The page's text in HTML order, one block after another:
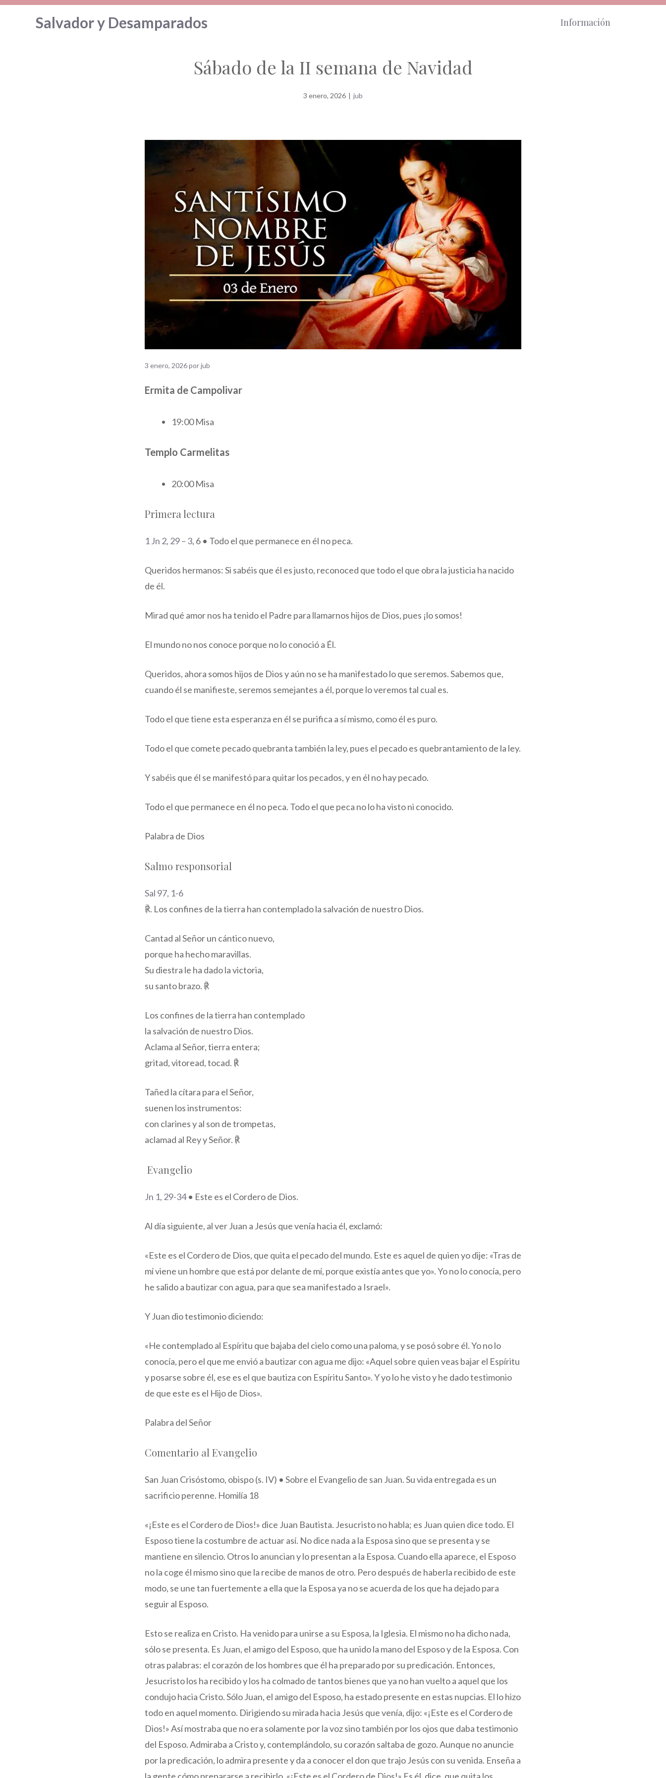
Saltar
Salvador y Desamparados Información
Sábado de la II semana de Navidad
3 enero, 2026 | jub
3 enero, 2026porjub
Ermita de Campolivar
19:00 Misa
Templo Carmelitas
20:00 Misa
Primera lectura
1 Jn 2, 29 – 3, 6 • Todo el que permanece en él no peca.
Queridos hermanos: Si sabéis que él es justo, reconoced que todo el que obra la justicia ha nacido
de él.
Mirad qué amor nos ha tenido el Padre para llamarnos hijos de Dios, pues ¡lo somos!
El mundo no nos conoce porque no lo conoció a Él.
Queridos, ahora somos hijos de Dios y aún no se ha manifestado lo que seremos. Sabemos que,
cuando él se manifieste, seremos semejantes a él, porque lo veremos tal cual es.
Todo el que tiene esta esperanza en él se purifica a sí mismo, como él es puro.
Todo el que comete pecado quebranta también la ley, pues el pecado es quebrantamiento de la ley.
Y sabéis que él se manifestó para quitar los pecados, y en él no hay pecado.
Todo el que permanece en él no peca. Todo el que peca no lo ha visto ni conocido.
Palabra de Dios
Salmo responsorial
Sal 97, 1-6
℟. Los confines de la tierra han contemplado la salvación de nuestro Dios.
Cantad al Señor un cántico nuevo,
porque ha hecho maravillas.
Su diestra le ha dado la victoria,
su santo brazo. ℟
Los confines de la tierra han contemplado
la salvación de nuestro Dios.
Aclama al Señor, tierra entera;
gritad, vitoread, tocad. ℟
Tañed la cítara para el Señor,
suenen los instrumentos:
con clarines y al son de trompetas,
aclamad al Rey y Señor. ℟
Evangelio
Jn 1, 29-34• Este es el Cordero de Dios.
Al día siguiente, al ver Juan a Jesús que venía hacia él, exclamó:
«Este es el Cordero de Dios, que quita el pecado del mundo. Este es aquel de quien yo dije: «Tras de
mí viene un hombre que está por delante de mí, porque existía antes que yo». Yo no lo conocía, pero
he salido a bautizar con agua, para que sea manifestado a Israel».
Y Juan dio testimonio diciendo:
«He contemplado al Espíritu que bajaba del cielo como una paloma, y se posó sobre él. Yo no lo
conocía, pero el que me envió a bautizar con agua me dijo: «Aquel sobre quien veas bajar el Espíritu
y posarse sobre él, ese es el que bautiza con Espíritu Santo». Y yo lo he visto y he dado testimonio
de que este es el Hijo de Dios».
Palabra del Señor
Comentario al Evangelio
San Juan Crisóstomo, obispo (s. IV) • Sobre el Evangelio de san Juan. Su vida entregada es un
sacrificio perenne. Homilía 18
«¡Este es el Cordero de Dios!» dice Juan Bautista. Jesucristo no habla; es Juan quien dice todo. El
Esposo tiene la costumbre de actuar así. No dice nada a la Esposa sino que se presenta y se
mantiene en silencio. Otros lo anuncian y lo presentan a la Esposa. Cuando ella aparece, el Esposo
no la coge él mismo sino que la recibe de manos de otro. Pero después de haberla recibido de este
modo, se une tan fuertemente a ella que la Esposa ya no se acuerda de los que ha dejado para
seguir al Esposo.
Esto se realiza en Cristo. Ha venido para unirse a su Esposa, la Iglesia. El mismo no ha dicho nada,
sólo se presenta. Es Juan, el amigo del Esposo, que ha unido la mano del Esposo y de la Esposa. Con
otras palabras: el corazón de los hombres que él ha preparado por su predicación. Entonces,
Jesucristo los ha recibido y los ha colmado de tantos bienes que ya no han vuelto a aquel que los
condujo hacia Cristo. Sólo Juan, el amigo del Esposo, ha estado presente en estas nupcias. El lo hizo
todo en aquel momento. Dirigiendo su mirada hacia Jesús que venía, dijo: «¡Este es el Cordero de
Dios!» Así mostraba que no era solamente por la voz sino también por los ojos que daba testimonio
del Esposo. Admiraba a Cristo y, contemplándolo, su corazón saltaba de gozo. Aunque no anuncie
por la predicación, lo admira presente y da a conocer el don que trajo Jesús con su venida. Enseña a